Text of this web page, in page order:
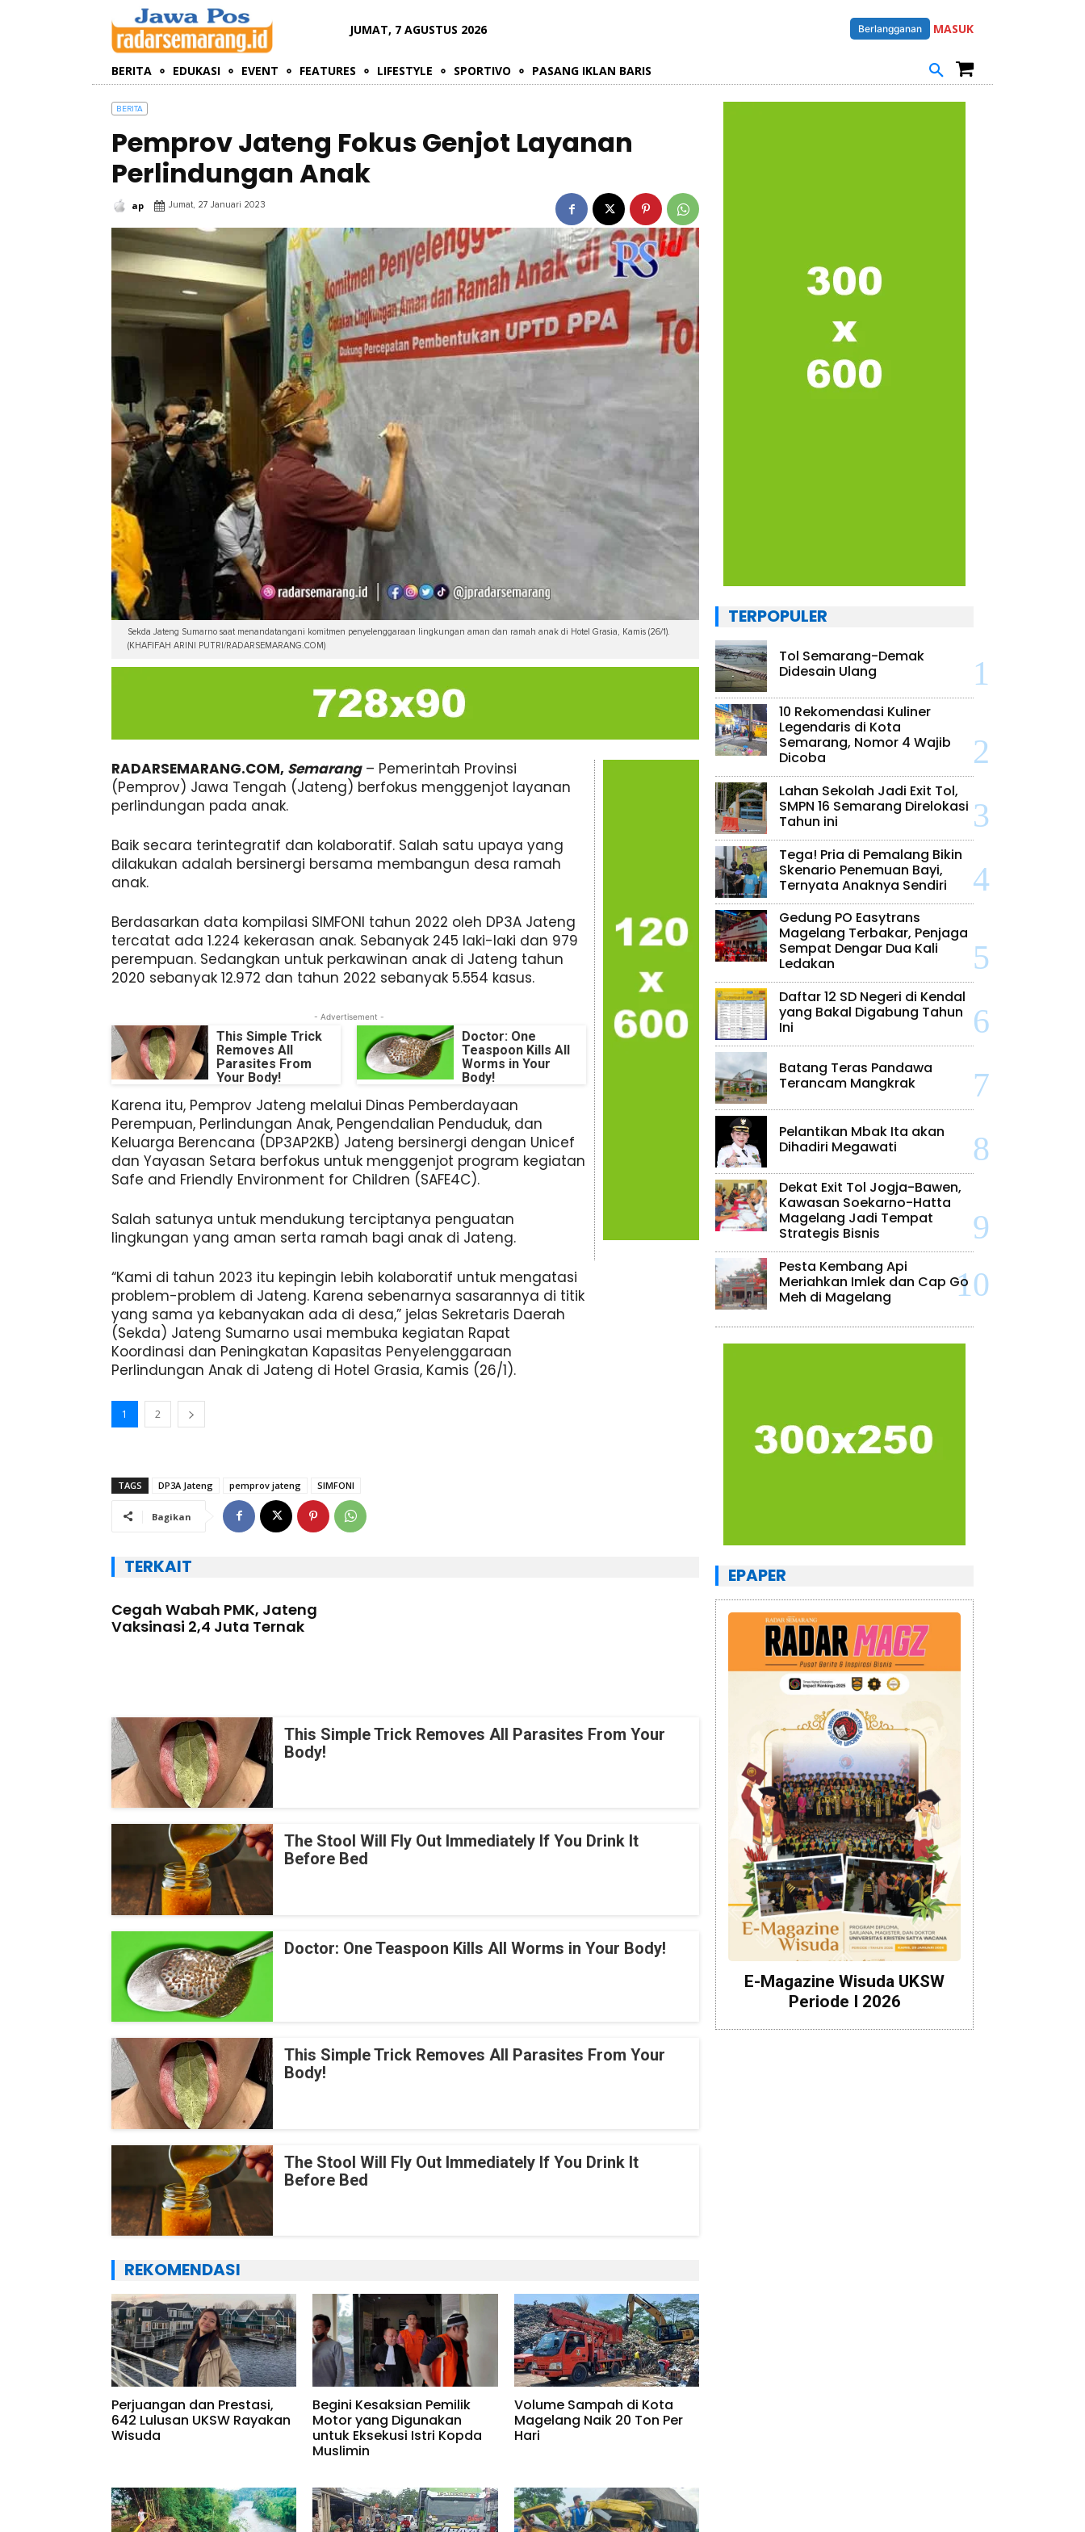
JUMAT, 7 AGUSTUS 2026 Berlangganan MASUK
BERITA EDUKASI EVENT FEATURES LIFESTYLE SPORTIVO PASANG IKLAN BARIS
BERITA
Pemprov Jateng Fokus Genjot Layanan
Perlindungan Anak
ap Jumat, 27 Januari 2023
Sekda Jateng Sumarno saat menandatangani komitmen penyelenggaraan lingkungan aman dan ramah anak di Hotel Grasia, Kamis (26/1).
(KHAFIFAH ARINI PUTRI/RADARSEMARANG.COM)
RADARSEMARANG.COM, Semarang– Pemerintah Provinsi
(Pemprov) Jawa Tengah (Jateng) berfokus menggenjot layanan
perlindungan pada anak.
Baik secara terintegratif dan kolaboratif. Salah satu upaya yang
dilakukan adalah bersinergi bersama membangun desa ramah
anak.
Berdasarkan data kompilasi SIMFONI tahun 2022 oleh DP3A Jateng
tercatat ada 1.224 kekerasan anak. Sebanyak 245 laki-laki dan 979
perempuan. Sedangkan untuk perkawinan anak di Jateng tahun
2020 sebanyak 12.972 dan tahun 2022 sebanyak 5.554 kasus.
- Advertisement -
This Simple Trick
Removes All
Parasites From
Your Body!
Doctor: One
Teaspoon Kills All
Worms in Your
Body!
Karena itu, Pemprov Jateng melalui Dinas Pemberdayaan
Perempuan, Perlindungan Anak, Pengendalian Penduduk, dan
Keluarga Berencana (DP3AP2KB) Jateng bersinergi dengan Unicef
dan Yayasan Setara berfokus untuk menggenjot program kegiatan
Safe and Friendly Environment for Children (SAFE4C).
Salah satunya untuk mendukung terciptanya penguatan
lingkungan yang aman serta ramah bagi anak di Jateng.
“Kami di tahun 2023 itu kepingin lebih kolaboratif untuk mengatasi
problem-problem di Jateng. Karena sebenarnya sasarannya di titik
yang sama ya kebanyakan ada di desa,” jelas Sekretaris Daerah
(Sekda) Jateng Sumarno usai membuka kegiatan Rapat
Koordinasi dan Peningkatan Kapasitas Penyelenggaraan
Perlindungan Anak di Jateng di Hotel Grasia, Kamis (26/1).
1 2
TAGS DP3A Jateng pemprov jateng SIMFONI
Bagikan
TERKAIT
Cegah Wabah PMK, Jateng
Vaksinasi 2,4 Juta Ternak
This Simple Trick Removes All Parasites From Your
Body!
The Stool Will Fly Out Immediately If You Drink It
Before Bed
Doctor: One Teaspoon Kills All Worms in Your Body!
This Simple Trick Removes All Parasites From Your
Body!
The Stool Will Fly Out Immediately If You Drink It
Before Bed
REKOMENDASI
Perjuangan dan Prestasi,
642 Lulusan UKSW Rayakan
Wisuda
Begini Kesaksian Pemilik
Motor yang Digunakan
untuk Eksekusi Istri Kopda
Muslimin
Volume Sampah di Kota
Magelang Naik 20 Ton Per
Hari
TERPOPULER
Tol Semarang-Demak
Didesain Ulang
10 Rekomendasi Kuliner
Legendaris di Kota
Semarang, Nomor 4 Wajib
Dicoba
Lahan Sekolah Jadi Exit Tol,
SMPN 16 Semarang Direlokasi
Tahun ini
Tega! Pria di Pemalang Bikin
Skenario Penemuan Bayi,
Ternyata Anaknya Sendiri
Gedung PO Easytrans
Magelang Terbakar, Penjaga
Sempat Dengar Dua Kali
Ledakan
Daftar 12 SD Negeri di Kendal
yang Bakal Digabung Tahun
Ini
Batang Teras Pandawa
Terancam Mangkrak
Pelantikan Mbak Ita akan
Dihadiri Megawati
Dekat Exit Tol Jogja-Bawen,
Kawasan Soekarno-Hatta
Magelang Jadi Tempat
Strategis Bisnis
Pesta Kembang Api
Meriahkan Imlek dan Cap Go
Meh di Magelang
EPAPER
E-Magazine Wisuda UKSW
Periode I 2026